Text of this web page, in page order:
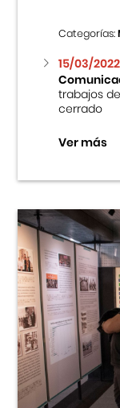
Categorías:
15/03/2022
trabajos
cerrado
Ver más